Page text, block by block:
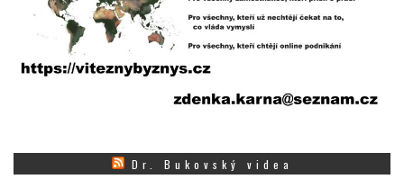
Dr. Bukovský videa